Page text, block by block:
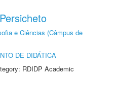
e Ciências (Câmpus de
DE DIDÁTICA
RDIDP Academic